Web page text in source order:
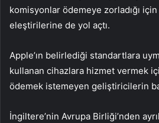
komisyonlar ödemeye zorladığı
eleştirilerine de yol açtı.
Apple’ın belirlediği standartlara
kullanan cihazlara hizmet vermek
ödemek istemeyen geliştiricilerin
İngiltere’nin Avrupa Birliği’nden